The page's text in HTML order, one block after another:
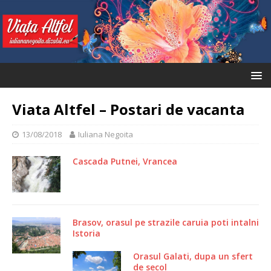
Viata Altfel – Postari de vacanta
13/08/2018 Iuliana Negoita
Cascada Putnei, Vrancea
Brasov, orasul pe strazile caruia poti intalni
Istoria
Orasul Galati, dupa un sfert
de secol